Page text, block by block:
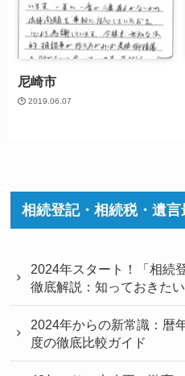
尼崎市
2019.06.07
相続登記・相続税・遺言
2024年スタート！「相続
徹底解説：知っておきた
2024年からの新常識：暦
度の徹底比較ガイド